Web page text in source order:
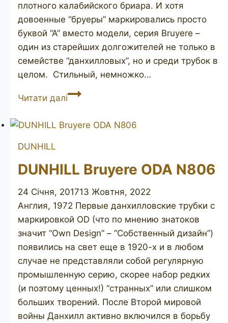
плотного калабийского бриара. И хотя
довоенные “бруеры” маркировались просто
буквой “А” вместо модели, серия Bruyere –
один из старейших долгожителей не только в
семействе “данхилловых”, но и среди трубок в
целом. Стильный, немножко…
Читати даліDUNHILL
DUNHILL
DUNHILL Bruyere ODA N806
24 Січня, 201713 Жовтня, 2022
Англия, 1972 Первые данхилловские трубки с
маркировкой OD (что по мнению знатоков
значит “Own Design” – “Собственный дизайн”)
появились на свет еще в 1920-х и в любом
случае не представляли собой регулярную
промышленную серию, скорее набор редких
(и поэтому ценных!) “странных” или слишком
больших творений. После Второй мировой
войны Данхилл активно включился в борьбу